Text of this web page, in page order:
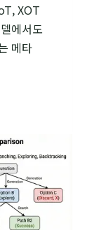
XOT
에서도
메타